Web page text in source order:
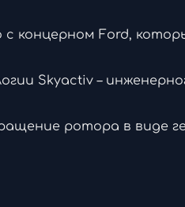
с концерном Ford,
Skyactiv –
ротора в виде